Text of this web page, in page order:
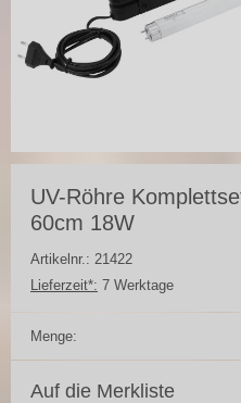
UV-Röhre
60cm 18W
Artikelnr.: 21422
Lieferzeit*: 7 Werktage
Menge:
Auf die Merkliste